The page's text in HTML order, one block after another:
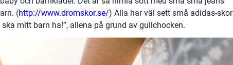
(http://www.dromskor.se/) Alla har väl sett små adidas-skor
mitt barn ha!”, allena på grund av gullchocken.